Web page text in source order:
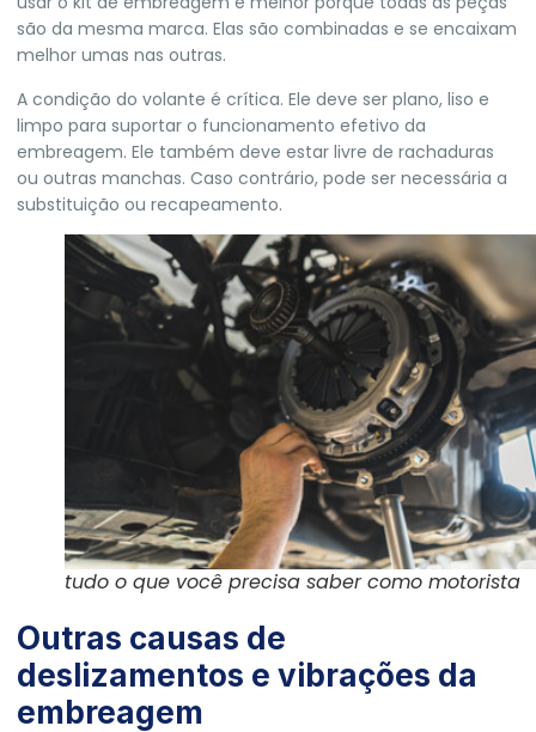
são da mesma marca. Elas são combinadas e se encaixam
melhor umas nas outras.
A condição do volante é crítica. Ele deve ser plano, liso e
limpo para suportar o funcionamento efetivo da
embreagem. Ele também deve estar livre de rachaduras
ou outras manchas. Caso contrário, pode ser necessária a
substituição ou recapeamento.
tudo o que você precisa saber como motorista
Outras causas de
deslizamentos e vibrações da
embreagem